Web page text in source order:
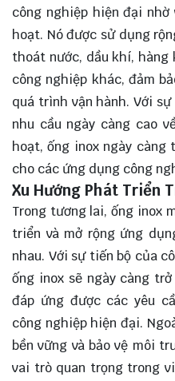
công nghiệp hiện đại nhờ
hoạt. Nó được sử dụng
thoát nước, dầu khí, hàng
công nghiệp khác, đảm
quá trình vận hành. Với
nhu cầu ngày càng cao
hoạt, ống inox ngày
cho các ứng dụng công
Xu Hướng Phát Triển
Trong tương lai, ống inox
triển và mở rộng ứng
nhau. Với sự tiến bộ của
ống inox sẽ ngày càng
đáp ứng được các yêu
công nghiệp hiện đại.
bền vững và bảo vệ môi
vai trò quan trọng trong